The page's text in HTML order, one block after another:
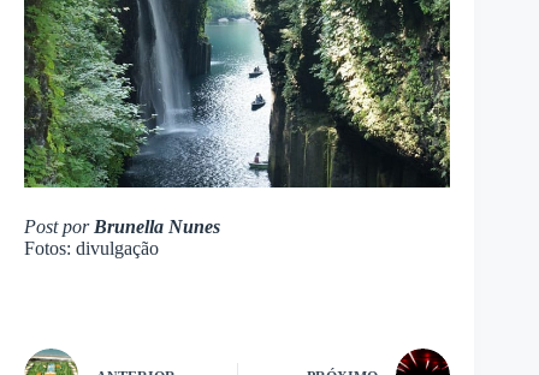
Post porBrunella Nunes
Fotos: divulgação